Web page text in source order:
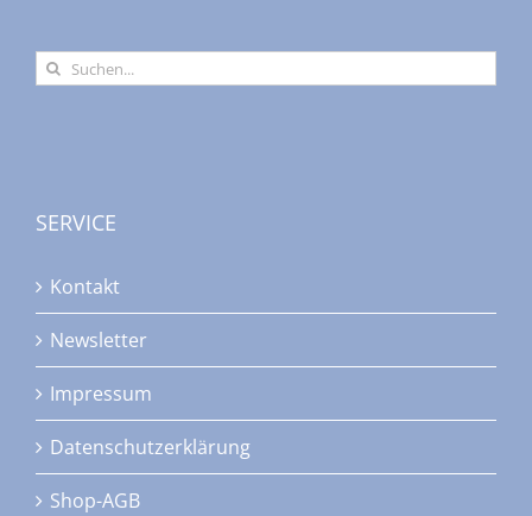
Suche
nach:
SERVICE
Kontakt
Newsletter
Impressum
Datenschutzerklärung
Shop-AGB